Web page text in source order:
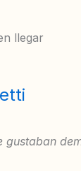
llegar
gustaban